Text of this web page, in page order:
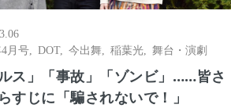
4月号
DOT, 今出舞 稲葉光 舞台・演劇
ルス」「事故」「ゾンビ」……皆さ
すじに「騙されないで！」